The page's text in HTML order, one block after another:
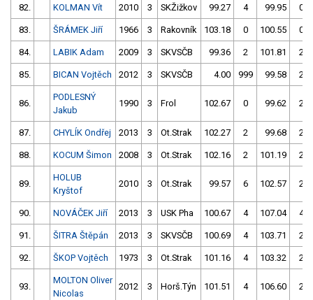
82. KOLMAN Vít 2010 3 SKŽižkov 99.27 4 99.95 0
83. ŠRÁMEK Jiří 1966 3 Rakovník 103.18 0 100.55 0
84. LABIK Adam 2009 3 SKVSČB 99.36 2 101.81 2
85. BICAN Vojtěch 2012 3 SKVSČB 4.00 999 99.58 2
86.
PODLESNÝ
Jakub
1990 3 Frol 102.67 0 99.62 2
87. CHYLÍK Ondřej 2013 3 Ot.Strak 102.27 2 99.68 2
88. KOCUM Šimon 2008 3 Ot.Strak 102.16 2 101.19 2
89.
HOLUB
Kryštof
2010 3 Ot.Strak 99.57 6 102.57 2
90. NOVÁČEK Jiří 2013 3 USK Pha 100.67 4 107.04 4
91. ŠITRA Štěpán 2013 3 SKVSČB 100.69 4 103.71 2
92. ŠKOP Vojtěch 1973 3 Ot.Strak 101.16 4 103.32 2
93.
MOLTON Oliver
Nicolas
2012 3 Horš.Týn 101.51 4 106.60 2